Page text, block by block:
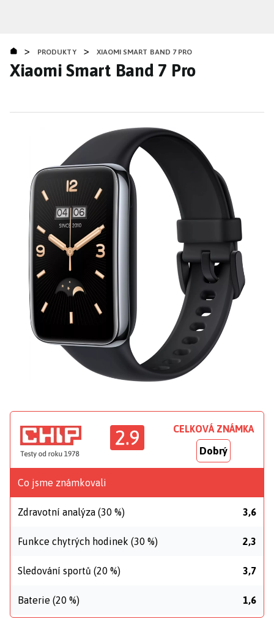
obsahu
> PRODUKTY > XIAOMI SMART BAND 7 PRO
Xiaomi Smart Band 7 Pro
2.9 CELKOVÁ ZNÁMKA
Dobrý
Co jsme známkovali
Zdravotní analýza (30 %) 3,6
Funkce chytrých hodinek (30 %) 2,3
Sledování sportů (20 %) 3,7
Baterie (20 %) 1,6